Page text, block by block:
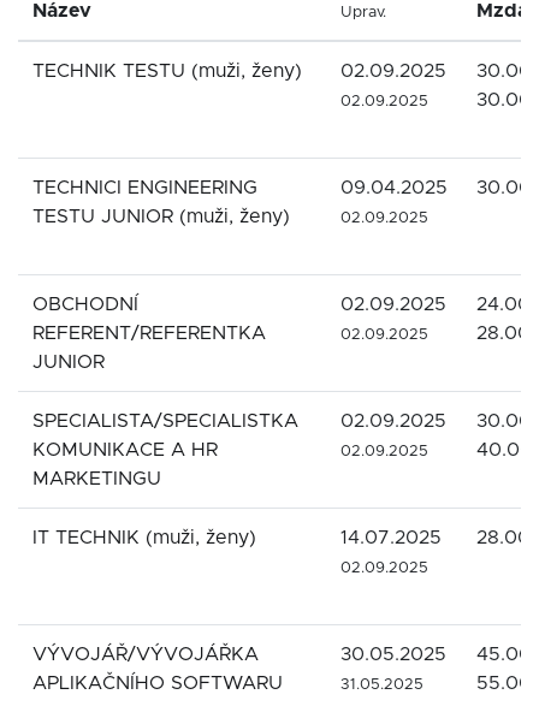
Název Uprav. Mzda
TECHNIK TESTU (muži, ženy) 02.09.2025
02.09.2025
TECHNICI ENGINEERING
TESTU JUNIOR (muži, ženy)
09.04.2025
02.09.2025
OBCHODNÍ
REFERENT/REFERENTKA
JUNIOR
02.09.2025
02.09.2025
SPECIALISTA/SPECIALISTKA
KOMUNIKACE A HR
MARKETINGU
02.09.2025
02.09.2025
IT TECHNIK (muži, ženy) 14.07.2025
02.09.2025
VÝVOJÁŘ/VÝVOJÁŘKA
APLIKAČNÍHO SOFTWARU
30.05.2025
31.05.2025